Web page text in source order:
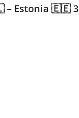
– Estonia 🇪🇪